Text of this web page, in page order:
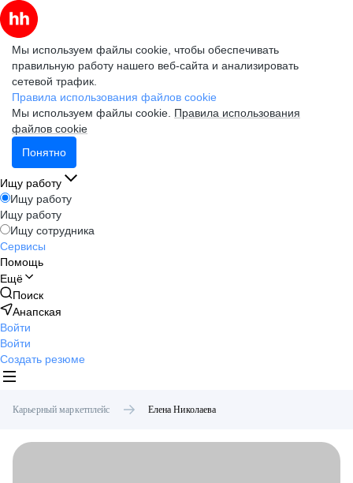
Мы используем файлы cookie, чтобы обеспечивать
правильную работу нашего веб-сайта и анализировать
сетевой трафик.
Правила использования файлов cookie
Мы используем файлы cookie. Правила использования
файлов cookie
Понятно
Ищу работу
Ищу работу
Ищу работу
Ищу сотрудника
Сервисы
Помощь
Ещё
Поиск
Анапская
Войти
Войти
Создать резюме
Карьерный маркетплейс Елена Николаева